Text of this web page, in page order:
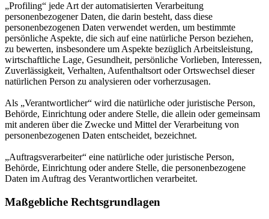
„Profiling“ jede Art der automatisierten Verarbeitung
personenbezogener Daten, die darin besteht, dass diese
personenbezogenen Daten verwendet werden, um bestimmte
persönliche Aspekte, die sich auf eine natürliche Person beziehen,
zu bewerten, insbesondere um Aspekte bezüglich Arbeitsleistung,
wirtschaftliche Lage, Gesundheit, persönliche Vorlieben, Interessen,
Zuverlässigkeit, Verhalten, Aufenthaltsort oder Ortswechsel dieser
natürlichen Person zu analysieren oder vorherzusagen.
Als „Verantwortlicher“ wird die natürliche oder juristische Person,
Behörde, Einrichtung oder andere Stelle, die allein oder gemeinsam
mit anderen über die Zwecke und Mittel der Verarbeitung von
personenbezogenen Daten entscheidet, bezeichnet.
„Auftragsverarbeiter“ eine natürliche oder juristische Person,
Behörde, Einrichtung oder andere Stelle, die personenbezogene
Daten im Auftrag des Verantwortlichen verarbeitet.
Maßgebliche Rechtsgrundlagen